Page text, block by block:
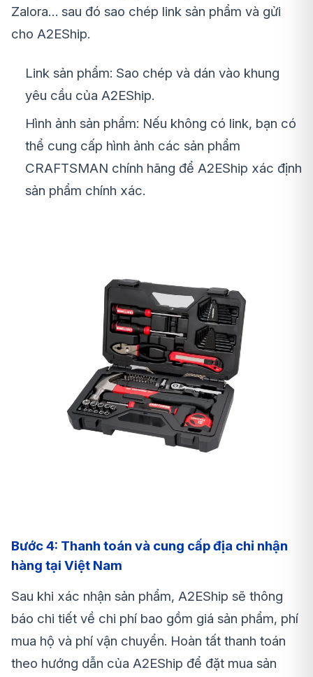
Zalora… sau đó sao chép link sản phẩm và gửi
cho A2EShip.
Link sản phẩm: Sao chép và dán vào khung
yêu cầu của A2EShip.
Hình ảnh sản phẩm: Nếu không có link, bạn có
thể cung cấp hình ảnh các sản phẩm
CRAFTSMAN chính hãng để A2EShip xác định
sản phẩm chính xác.
Bước 4: Thanh toán và cung cấp địa chỉ nhận
hàng tại Việt Nam
Sau khi xác nhận sản phẩm, A2EShip sẽ thông
báo chi tiết về chi phí bao gồm giá sản phẩm, phí
mua hộ và phí vận chuyển. Hoàn tất thanh toán
theo hướng dẫn của A2EShip để đặt mua sản